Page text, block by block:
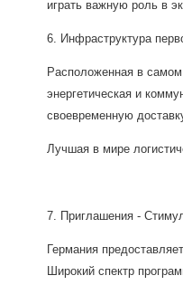
играть важную роль в
6. Инфраструктура
Расположенная в
энергетическая и
своевременную
Лучшая в мире
7. Приглашения -
Германия
Широкий спектр